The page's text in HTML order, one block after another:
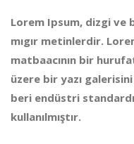
Lorem Ipsum, dizgi ve
mıgır metinlerdir.
matbaacının bir
üzere bir yazı
beri endüstri
kullanılmıştır.